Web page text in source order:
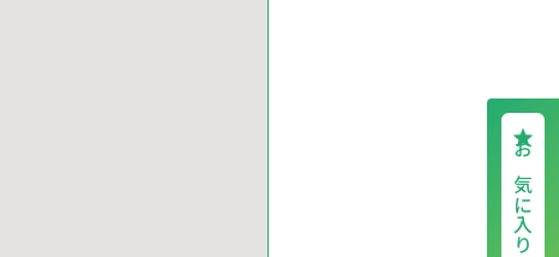
お気に入り